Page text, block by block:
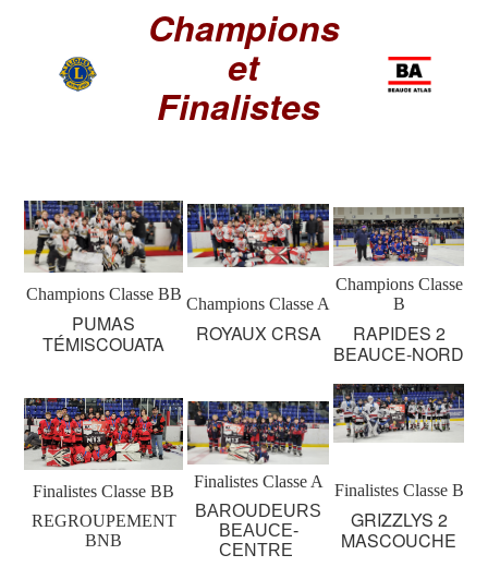
Champions
et
Finalistes
Champions Classe BB
PUMAS
TÉMISCOUATA
Champions Classe A
ROYAUX CRSA
Champions Classe
B
RAPIDES 2
BEAUCE-NORD
Finalistes Classe BB
REGROUPEMENT
BNB
Finalistes Classe A
BAROUDEURS
BEAUCE-
CENTRE
Finalistes Classe B
GRIZZLYS 2
MASCOUCHE